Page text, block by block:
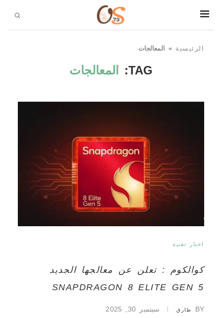
الرئيسية » المعالجات
TAG: المعالجات
اخبار تقنية
كوالكوم : تعلن عن معالجها الجديد
SNAPDRAGON 8 ELITE GEN 5
BY طارق سبتمبر 30, 2025